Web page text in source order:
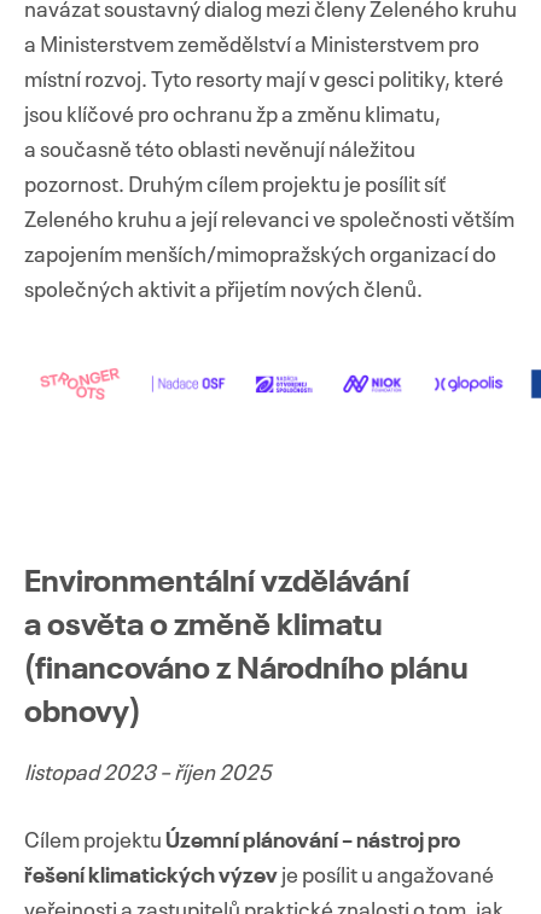
navázat soustavný dialog mezi členy Zeleného kruhu
a Ministerstvem zemědělství a Ministerstvem pro
místní rozvoj. Tyto resorty mají v gesci politiky, které
jsou klíčové pro ochranu žp a změnu klimatu,
a současně této oblasti nevěnují náležitou
pozornost. Druhým cílem projektu je posílit síť
Zeleného kruhu a její relevanci ve společnosti větším
zapojením menších/mimopražských organizací do
společných aktivit a přijetím nových členů.
Environmentální vzdělávání
a osvěta o změně klimatu
(financováno z Národního plánu
obnovy)
listopad 2023 – říjen 2025
Cílem projektu Územní plánování – nástroj pro
řešení klimatických výzev je posílit u angažované